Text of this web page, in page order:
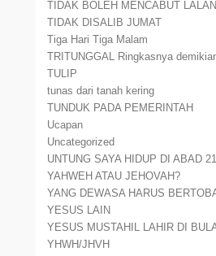
TIDAK BOLEH MENCABUT
TIDAK DISALIB JUMAT
Tiga Hari Tiga Malam
TRITUNGGAL Ringkasnya
TULIP
tunas dari tanah kering
TUNDUK PADA PEMERINTAH
Ucapan
Uncategorized
UNTUNG SAYA HIDUP DI ABAD 21
YAHWEH ATAU JEHOVAH?
YANG DEWASA HARUS
YESUS LAIN
YESUS MUSTAHIL LAHIR DI
YHWH/JHVH